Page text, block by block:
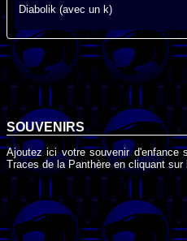
Diabolik (avec un k)
SOUVENIRS
Ajoutez ici votre souvenir d'enfance
Traces de la Panthère en cliquant